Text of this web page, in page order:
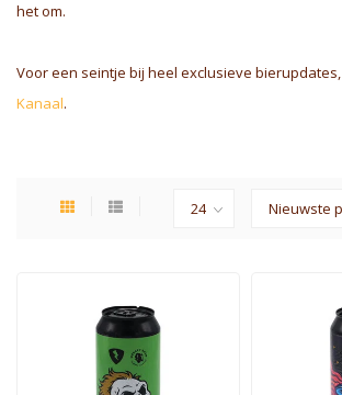
het om.
Voor een seintje bij heel exclusieve bierupdates,
Kanaal.